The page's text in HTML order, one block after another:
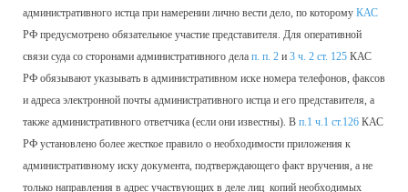
административного истца при намерении лично вести дело, по которому КАС
РФ предусмотрено обязательное участие представителя. Для оперативной
связи суда со сторонами административного дела п. п. 2 и 3 ч. 2 ст. 125 КАС
РФ обязывают указывать в административном иске номера телефонов, факсов
и адреса электронной почты административного истца и его представителя, а
также административного ответчика (если они известны). В п.1 ч.1 ст.126 КАС
РФ установлено более жесткое правило о необходимости приложения к
административному иску документа, подтверждающего факт вручения, а не
только направления в адрес участвующих в деле лиц копий необходимых